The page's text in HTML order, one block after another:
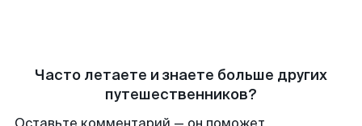
Часто летаете и знаете больше других
путешественников?